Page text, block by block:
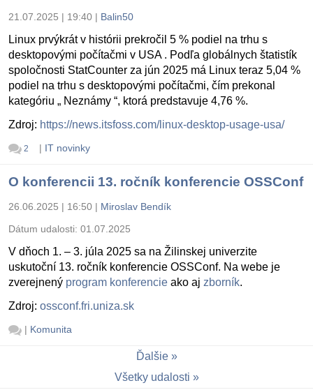
21.07.2025 | 19:40 | Balin50
Linux prvýkrát v histórii prekročil 5 % podiel na trhu s
desktopovými počítačmi v USA . Podľa globálnych štatistík
spoločnosti StatCounter za jún 2025 má Linux teraz 5,04 %
podiel na trhu s desktopovými počítačmi, čím prekonal
kategóriu „ Neznámy “, ktorá predstavuje 4,76 %.
Zdroj: https://news.itsfoss.com/linux-desktop-usage-usa/
2 | IT novinky
O konferencii 13. ročník konferencie OSSConf
26.06.2025 | 16:50 | Miroslav Bendík
Dátum udalosti: 01.07.2025
V dňoch 1. – 3. júla 2025 sa na Žilinskej univerzite
uskutoční 13. ročník konferencie OSSConf. Na webe je
zverejnený program konferencie ako aj zborník.
Zdroj: ossconf.fri.uniza.sk
| Komunita
Ďalšie
Všetky udalosti